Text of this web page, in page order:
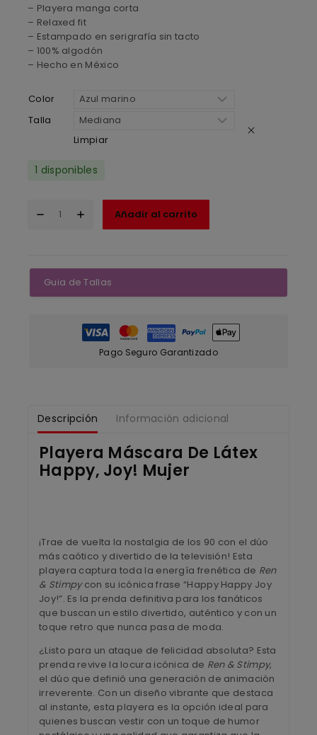
– Playera manga corta
– Relaxed fit
– Estampado en serigrafía sin tacto
– 100% algodón
– Hecho en México
Color
Talla
Limpiar
1 disponibles
Añadir al carrito
Guia de Tallas
Pago Seguro Garantizado
Descripción Información adicional
Playera Máscara De Látex
Happy, Joy! Mujer
¡Trae de vuelta la nostalgia de los 90 con el dúo
más caótico y divertido de la televisión! Esta
playera captura toda la energía frenética de Ren
& Stimpycon su icónica frase “Happy Happy Joy
Joy!”. Es la prenda definitiva para los fanáticos
que buscan un estilo divertido, auténtico y con un
toque retro que nunca pasa de moda.
¿Listo para un ataque de felicidad absoluta? Esta
prenda revive la locura icónica de Ren & Stimpy,
el dúo que definió una generación de animación
irreverente. Con un diseño vibrante que destaca
al instante, esta playera es la opción ideal para
quienes buscan vestir con un toque de humor